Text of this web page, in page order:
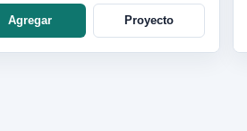
Agregar Proyecto